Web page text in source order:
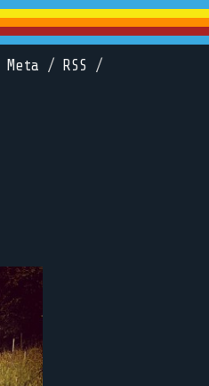
Meta / RSS /